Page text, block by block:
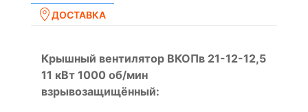
ДОСТАВКА
Крышный вентилятор ВКОПв 21-12-12,5
11 кВт 1000 об/мин
взрывозащищённый: